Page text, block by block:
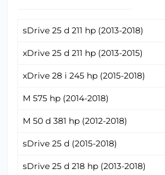
sDrive 25 d 211 hp (2013-2018)
xDrive 25 d 211 hp (2013-2015)
xDrive 28 i 245 hp (2015-2018)
M 575 hp (2014-2018)
M 50 d 381 hp (2012-2018)
sDrive 25 d (2015-2018)
sDrive 25 d 218 hp (2013-2018)